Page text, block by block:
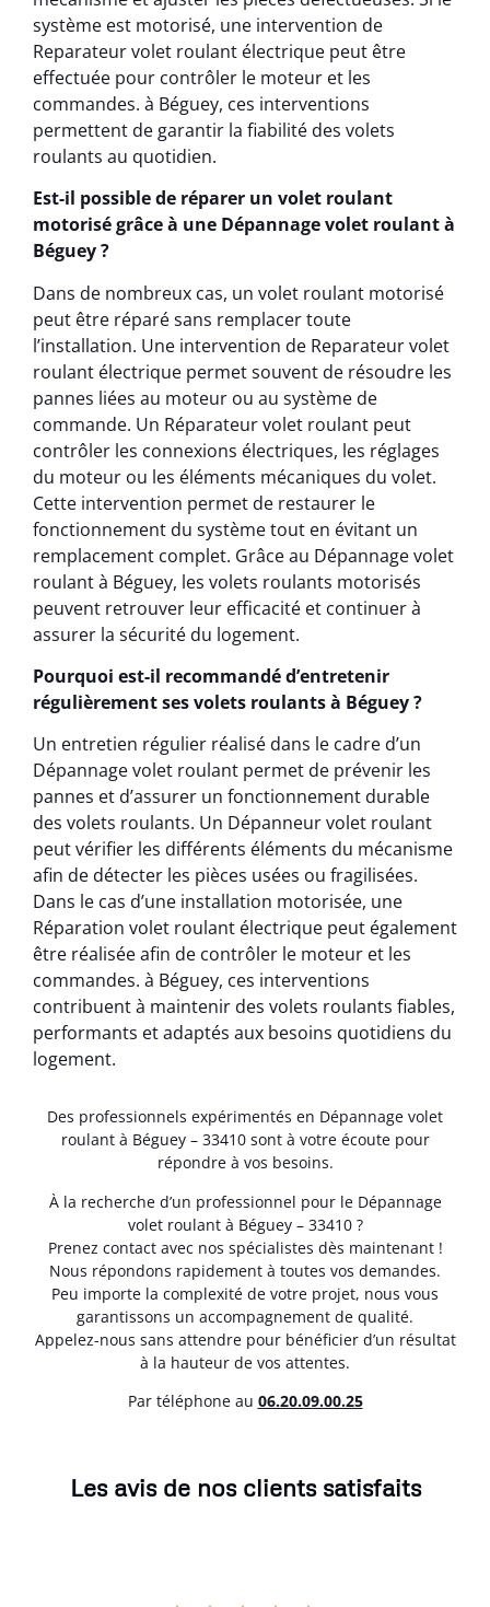
système est motorisé, une intervention de
Reparateur volet roulant électrique peut être
effectuée pour contrôler le moteur et les
commandes. à Béguey, ces interventions
permettent de garantir la fiabilité des volets
roulants au quotidien.
Est-il possible de réparer un volet roulant
motorisé grâce à une Dépannage volet roulant à
Béguey ?
Dans de nombreux cas, un volet roulant motorisé
peut être réparé sans remplacer toute
l’installation. Une intervention de Reparateur volet
roulant électrique permet souvent de résoudre les
pannes liées au moteur ou au système de
commande. Un Réparateur volet roulant peut
contrôler les connexions électriques, les réglages
du moteur ou les éléments mécaniques du volet.
Cette intervention permet de restaurer le
fonctionnement du système tout en évitant un
remplacement complet. Grâce au Dépannage volet
roulant à Béguey, les volets roulants motorisés
peuvent retrouver leur efficacité et continuer à
assurer la sécurité du logement.
Pourquoi est-il recommandé d’entretenir
régulièrement ses volets roulants à Béguey ?
Un entretien régulier réalisé dans le cadre d’un
Dépannage volet roulant permet de prévenir les
pannes et d’assurer un fonctionnement durable
des volets roulants. Un Dépanneur volet roulant
peut vérifier les différents éléments du mécanisme
afin de détecter les pièces usées ou fragilisées.
Dans le cas d’une installation motorisée, une
Réparation volet roulant électrique peut également
être réalisée afin de contrôler le moteur et les
commandes. à Béguey, ces interventions
contribuent à maintenir des volets roulants fiables,
performants et adaptés aux besoins quotidiens du
logement.
Des professionnels expérimentés en Dépannage volet
roulant à Béguey – 33410 sont à votre écoute pour
répondre à vos besoins.
À la recherche d’un professionnel pour le Dépannage
volet roulant à Béguey – 33410 ?
Prenez contact avec nos spécialistes dès maintenant !
Nous répondons rapidement à toutes vos demandes.
Peu importe la complexité de votre projet, nous vous
garantissons un accompagnement de qualité.
Appelez-nous sans attendre pour bénéficier d’un résultat
à la hauteur de vos attentes.
Par téléphone au 06.20.09.00.25
Les avis de nos clients satisfaits